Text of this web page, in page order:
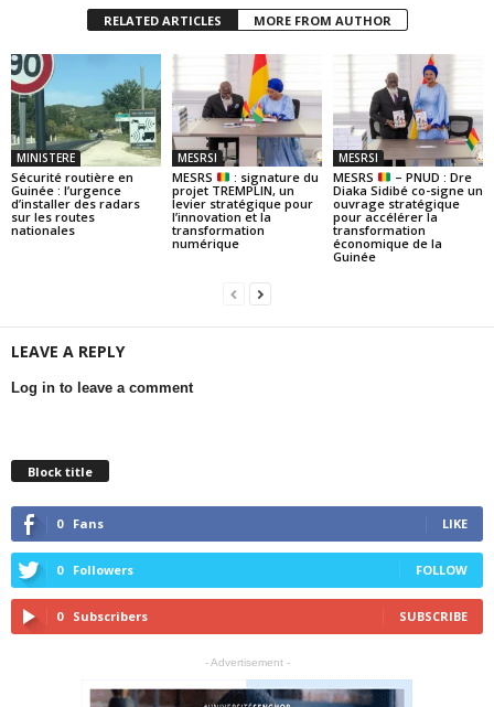
RELATED ARTICLES MORE FROM AUTHOR
MINISTERE
Sécurité routière en
Guinée : l’urgence
d’installer des radars
sur les routes
nationales
MESRSI
MESRS
: signature du
projet TREMPLIN, un
levier stratégique pour
l’innovation et la
transformation
numérique
MESRSI
MESRS
– PNUD : Dre
Diaka Sidibé co-signe un
ouvrage stratégique
pour accélérer la
transformation
économique de la
Guinée
LEAVE A REPLY
Log in to leave a comment
Block title
0 Fans LIKE
0 Followers FOLLOW
0 Subscribers SUBSCRIBE
- Advertisement -